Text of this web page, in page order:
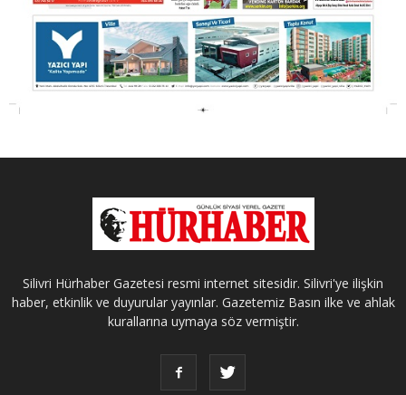
Silivri Hürhaber Gazetesi resmi internet sitesidir. Silivri'ye ilişkin
haber, etkinlik ve duyurular yayınlar. Gazetemiz Basın ilke ve ahlak
kurallarına uymaya söz vermiştir.